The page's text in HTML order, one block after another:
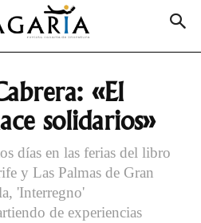
«El
solidarios»
días en las ferias del libro
y Las Palmas de Gran
'Interregno'
de experiencias